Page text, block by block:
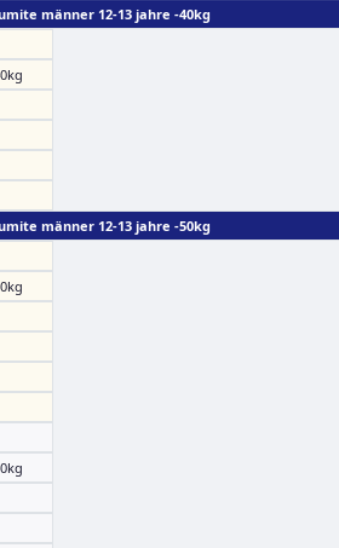
männer 12-13 jahre -40kg
männer 12-13 jahre -50kg